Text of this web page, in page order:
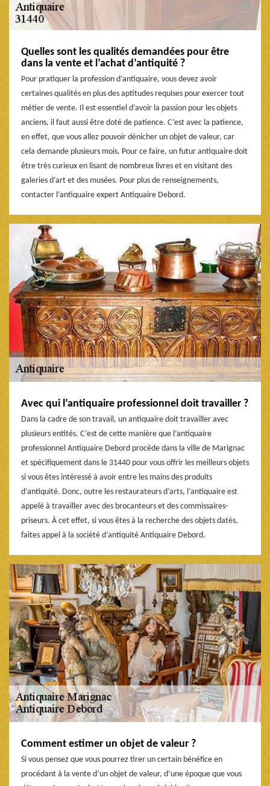
Quelles sont les qualités demandées pour être
dans la vente et l’achat d’antiquité ?
Pour pratiquer la profession d’antiquaire, vous devez avoir
certaines qualités en plus des aptitudes requises pour exercer tout
métier de vente. Il est essentiel d’avoir la passion pour les objets
anciens, il faut aussi être doté de patience. C’est avec la patience,
en effet, que vous allez pouvoir dénicher un objet de valeur, car
cela demande plusieurs mois. Pour ce faire, un futur antiquaire doit
être très curieux en lisant de nombreux livres et en visitant des
galeries d’art et des musées. Pour plus de renseignements,
contacter l’antiquaire expert Antiquaire Debord.
Avec qui l’antiquaire professionnel doit travailler ?
Dans la cadre de son travail, un antiquaire doit travailler avec
plusieurs entités. C’est de cette manière que l’antiquaire
professionnel Antiquaire Debord procède dans la ville de Marignac
et spécifiquement dans le 31440 pour vous offrir les meilleurs objets
si vous êtes intéressé à avoir entre les mains des produits
d’antiquité. Donc, outre les restaurateurs d’arts, l’antiquaire est
appelé à travailler avec des brocanteurs et des commissaires-
priseurs. À cet effet, si vous êtes à la recherche des objets datés,
faites appel à la société d’antiquité Antiquaire Debord.
Comment estimer un objet de valeur ?
Si vous pensez que vous pourrez tirer un certain bénéfice en
procédant à la vente d’un objet de valeur, d’une époque que vous